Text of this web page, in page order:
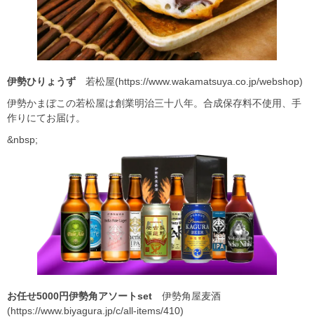
伊勢ひりょうず 若松屋(https://www.wakamatsuya.co.jp/webshop)
伊勢かまぼこの若松屋は創業明治三十八年。合成保存料不使用、手
作りにてお届け。
&nbsp;
お任せ5000円伊勢角アソートset
伊勢角屋麦酒
(https://www.biyagura.jp/c/all-items/410)